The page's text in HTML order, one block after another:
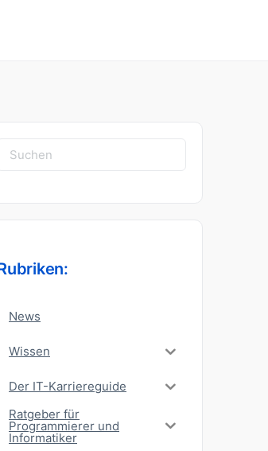
Suchen
nach:
News
Wissen
Der IT-Karriereguide
Ratgeber für
Programmierer und
Informatiker